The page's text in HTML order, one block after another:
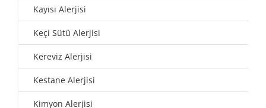
Kayısı Alerjisi
Keçi Sütü Alerjisi
Kereviz Alerjisi
Kestane Alerjisi
Kimyon Alerjisi